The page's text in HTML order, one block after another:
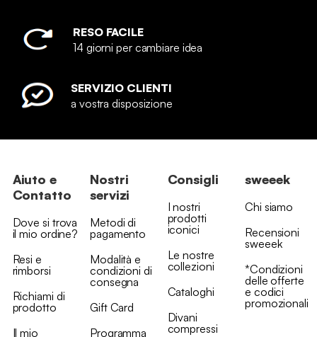
RESO FACILE
14 giorni per cambiare idea
SERVIZIO CLIENTI
a vostra disposizione
Aiuto e
Contatto
Dove si trova
il mio ordine?
Resi e
rimborsi
Richiami di
prodotto
Il mio
Nostri
servizi
Metodi di
pagamento
Modalità e
condizioni di
consegna
Gift Card
Programma
Consigli
I nostri
prodotti
iconici
Le nostre
collezioni
Cataloghi
Divani
compressi
sweeek
Chi siamo
Recensioni
sweeek
*Condizioni
delle offerte
e codici
promozionali